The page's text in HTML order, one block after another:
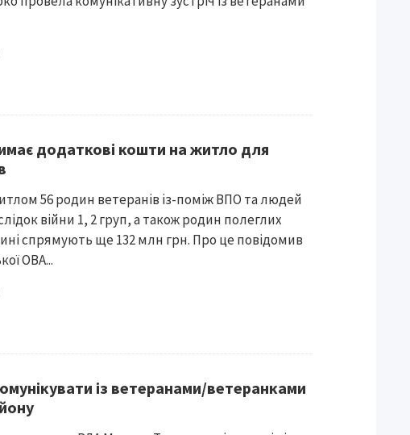
додаткові кошти на житло для
56 родин ветеранів із-поміж ВПО та людей
війни 1, 2 груп, а також родин полеглих
спрямують ще 132 млн грн. Про це повідомив
ОВА...
із ветеранами/ветеранками